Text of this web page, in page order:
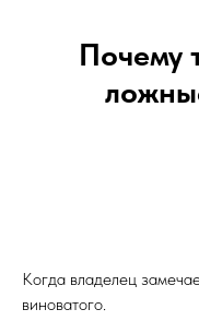
Почему
Когда владелец
виноватого.